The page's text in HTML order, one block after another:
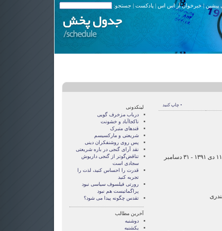
پیشین|خبرخوان آر اس اس |پادکست | جستجو:
• چاپ کنید
برنامه‌های رادیو زمانه در دوشنبه ۱۱ دی ۱۳۹۱ - ۳۱ دسامبر
لینکدونی
درباب مزخرف گویی
ناکجاآباد و خشونت
قندهای متبرک
شریعتی و مارکسیسم
پس روی روشنفکران دینی
نقد آرای گنجی در باره شریعتی
تناقض‌گوتر از گنجی داريوش
سجادی است
قدرت را احساس کنید، لذت را
تجربه کنید
رورتی فيلسوف سياسی نبود
پراگماتيست هم نبود
تقدس چگونه پيدا می شود؟
آخرین مطالب
دوشنبه
یکشنبه